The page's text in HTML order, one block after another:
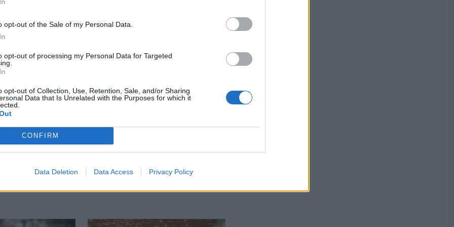
opt-out of the Sale of my Personal Data.
opt-out of processing my Personal Data for Targeted
opt-out of Collection, Use, Retention, Sale, and/or Sharing
Data that Is Unrelated with the Purposes for which it
CONFIRM
Data Deletion Data Access Privacy Policy
szükséges, felvesszük Önnel a
további formaság nélkül megkapja
hogy minket választott.